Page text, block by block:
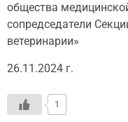
общества
сопредседатели
ветеринарии»
26.11.2024 г.
1